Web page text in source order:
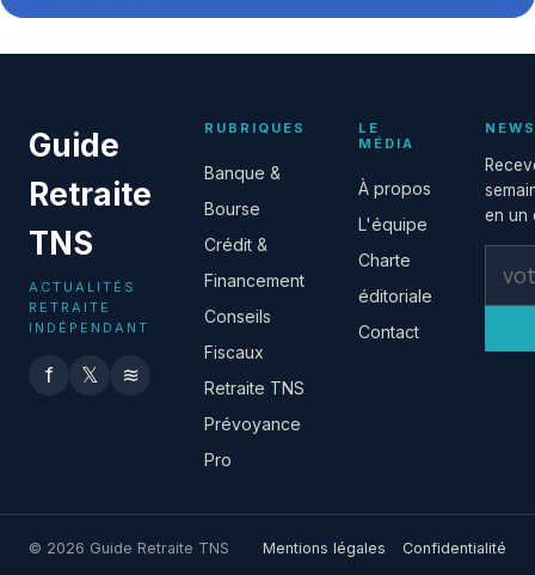
Guide
Retraite
TNS
ACTUALITÉS
RETRAITE
INDÉPENDANT
f 𝕏 ≋
RUBRIQUES
Banque &
Bourse
Crédit &
Financement
Conseils
Fiscaux
Retraite TNS
Prévoyance
Pro
LE
MÉDIA
À propos
L'équipe
Charte
éditoriale
Contact
en un
© 2026 Guide Retraite TNS Mentions légales Confidentialité